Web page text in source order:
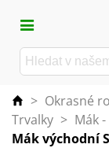
> Okrasné
Trvalky > Mák
Mák východní